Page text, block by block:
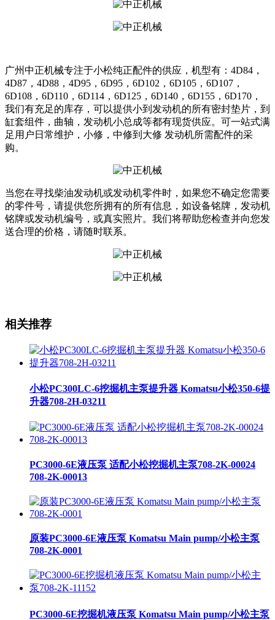
广州中正机械专注于小松纯正配件的供应，机型有：4D84，
4D87，4D88，4D95，6D95，6D102，6D105，6D107，
6D108，6D110，6D114，6D125，6D140，6D155，6D170，
我们有充足的库存，可以提供小到发动机的所有密封垫片，到
缸套组件，曲轴，发动机小总成等都有现货供应。可一站式满
足用户日常维护，小修，中修到大修 发动机所需配件的采
购。
当您在寻找柴油发动机或发动机零件时，如果您不确定您需要
的零件号，请提供您所拥有的所有信息，如设备铭牌，发动机
铭牌或发动机编号，或真实照片。我们将帮助您检查并向您发
送合理的价格，请随时联系。
相关推荐
小松PC300LC-6挖掘机主泵提升器 Komatsu小松350-6提
升器708-2H-03211
PC3000-6E液压泵 适配小松挖掘机主泵708-2K-00024
708-2K-00013
原装PC3000-6E液压泵 Komatsu Main pump/小松主泵
708-2K-0001
PC3000-6E挖掘机液压泵 Komatsu Main pump/小松主泵